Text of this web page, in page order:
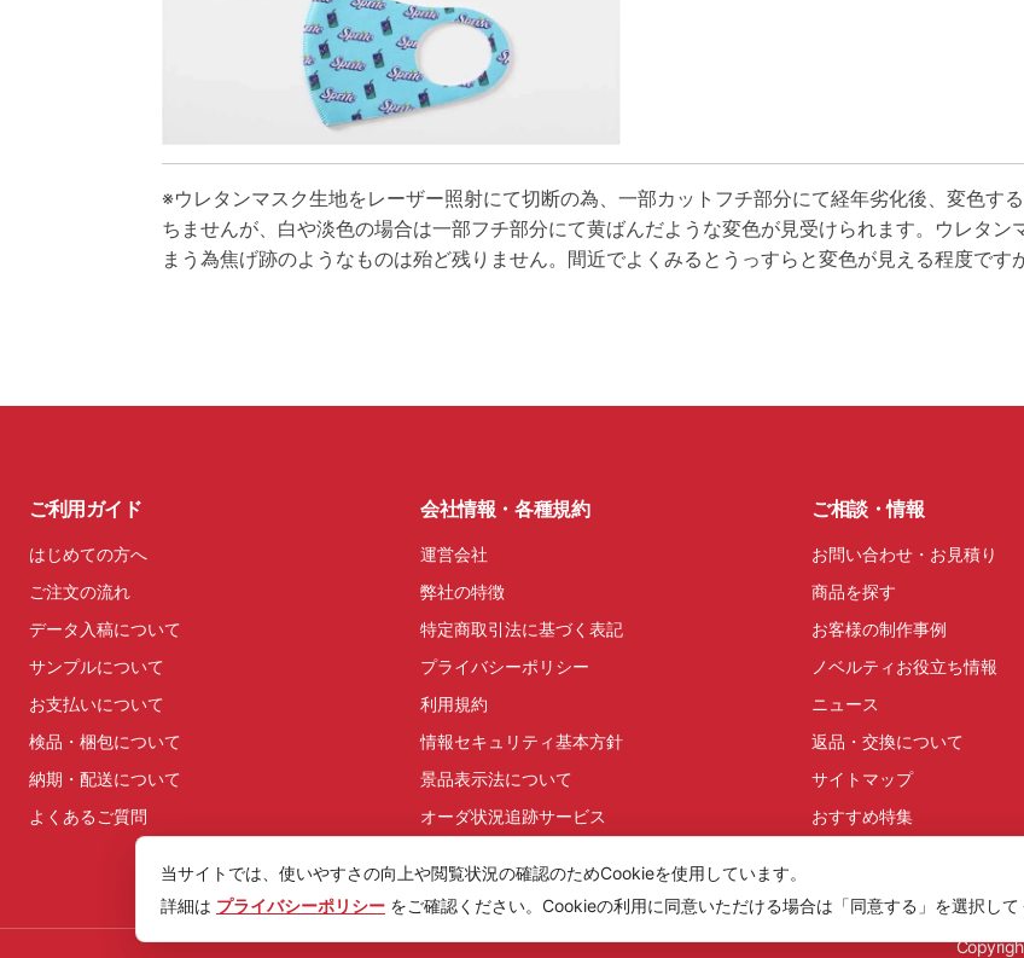
※ウレタンマスク生地をレーザー照射にて切断の為、一部カットフチ部分にて経年劣化後、変色す
ちませんが、白や淡色の場合は一部フチ部分にて黄ばんだような変色が見受けられます。ウレタ
まう為焦げ跡のようなものは殆ど残りません。間近でよくみるとうっすらと変色が見える程度です
ご利用ガイド
はじめての方へ
ご注文の流れ
データ入稿について
サンプルについて
お支払いについて
検品・梱包について
納期・配送について
よくあるご質問
会社情報・各種規約
運営会社
弊社の特徴
特定商取引法に基づく表記
プライバシーポリシー
利用規約
情報セキュリティ基本方針
景品表示法について
オーダ状況追跡サービス
ご相談・情報
お問い合わせ・お見積り
商品を探す
お客様の制作事例
ノベルティお役立ち情報
ニュース
返品・交換について
サイトマップ
おすすめ特集
当サイトでは、使いやすさの向上や閲覧状況の確認のためCookieを使用しています。
詳細は プライバシーポリシー をご確認ください。Cookieの利用に同意いただける場合は「同意する」を選択して